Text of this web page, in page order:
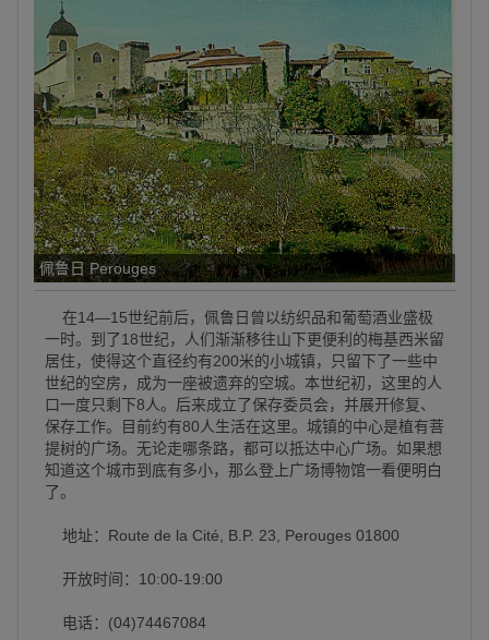
佩鲁日 Perouges
在14—15世纪前后，佩鲁日曾以纺织品和葡萄酒业盛极
一时。到了18世纪，人们渐渐移往山下更便利的梅基西米留
居住，使得这个直径约有200米的小城镇，只留下了一些中
世纪的空房，成为一座被遗弃的空城。本世纪初，这里的人
口一度只剩下8人。后来成立了保存委员会，并展开修复、
保存工作。目前约有80人生活在这里。城镇的中心是植有菩
提树的广场。无论走哪条路，都可以抵达中心广场。如果想
知道这个城市到底有多小，那么登上广场博物馆一看便明白
了。
地址：Route de la Cité, B.P. 23, Perouges 01800
开放时间：10:00-19:00
电话：(04)74467084